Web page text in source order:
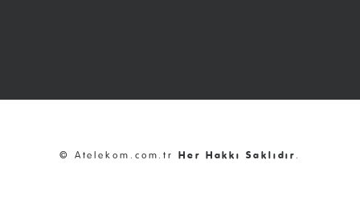
© Atelekom.com.trHer Hakkı Saklıdır .